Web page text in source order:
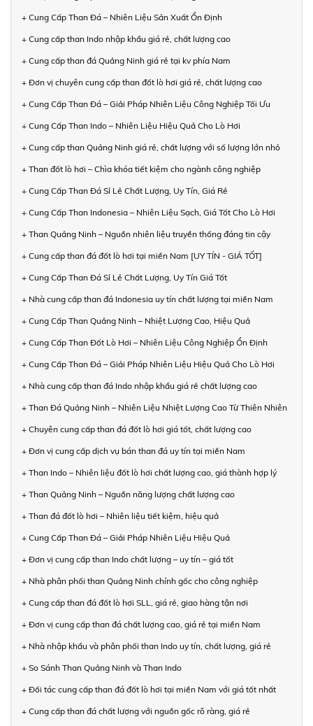
+ Cung Cấp Than Đá – Nhiên Liệu Sản Xuất Ổn Định
+ Cung cấp than Indo nhập khẩu giá rẻ, chất lượng cao
+ Cung cấp than đá Quảng Ninh giá rẻ tại kv phía Nam
+ Đơn vị chuyên cung cấp than đốt lò hơi giá rẻ, chất lượng cao
+ Cung Cấp Than Đá – Giải Pháp Nhiên Liệu Công Nghiệp Tối Ưu
+ Cung Cấp Than Indo – Nhiên Liệu Hiệu Quả Cho Lò Hơi
+ Cung cấp than Quảng Ninh giá rẻ, chất lượng với số lượng lớn nhỏ
+ Than đốt lò hơi – Chìa khóa tiết kiệm cho ngành công nghiệp
+ Cung Cấp Than Đá Sỉ Lẻ Chất Lượng, Uy Tín, Giá Rẻ
+ Cung Cấp Than Indonesia – Nhiên Liệu Sạch, Giá Tốt Cho Lò Hơi
+ Than Quảng Ninh – Nguồn nhiên liệu truyền thống đáng tin cậy
+ Cung cấp than đá đốt lò hơi tại miền Nam [UY TÍN - GIÁ TỐT]
+ Cung Cấp Than Đá Sỉ Lẻ Chất Lượng, Uy Tín Giá Tốt
+ Nhà cung cấp than đá Indonesia uy tín chất lượng tại miền Nam
+ Cung Cấp Than Quảng Ninh – Nhiệt Lượng Cao, Hiệu Quả
+ Cung Cấp Than Đốt Lò Hơi – Nhiên Liệu Công Nghiệp Ổn Định
+ Cung Cấp Than Đá – Giải Pháp Nhiên Liệu Hiệu Quả Cho Lò Hơi
+ Nhà cung cấp than đá Indo nhập khẩu giá rẻ chất lượng cao
+ Than Đá Quảng Ninh – Nhiên Liệu Nhiệt Lượng Cao Từ Thiên Nhiên
+ Chuyên cung cấp than đá đốt lò hơi giá tốt, chất lượng cao
+ Đơn vị cung cấp dịch vụ bán than đá uy tín tại miền Nam
+ Than Indo – Nhiên liệu đốt lò hơi chất lượng cao, giá thành hợp lý
+ Than Quảng Ninh – Nguồn năng lượng chất lượng cao
+ Than đá đốt lò hơi – Nhiên liệu tiết kiệm, hiệu quả
+ Cung Cấp Than Đá – Giải Pháp Nhiên Liệu Hiệu Quả
+ Đơn vị cung cấp than Indo chất lượng – uy tín – giá tốt
+ Nhà phân phối than Quảng Ninh chính gốc cho công nghiệp
+ Cung cấp than đá đốt lò hơi SLL, giá rẻ, giao hàng tận nơi
+ Đơn vị cung cấp than đá chất lượng cao, giá rẻ tại miền Nam
+ Nhà nhập khẩu và phân phối than Indo uy tín, chất lượng, giá rẻ
+ So Sánh Than Quảng Ninh và Than Indo
+ Đối tác cung cấp than đá đốt lò hơi tại miền Nam với giá tốt nhất
+ Cung cấp than đá chất lượng với nguồn gốc rõ ràng, giá rẻ